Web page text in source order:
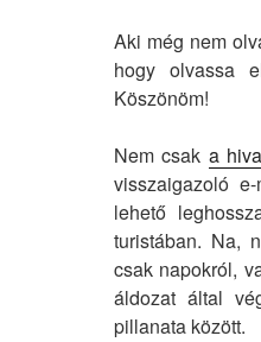
Aki még nem
hogy olvassa
Köszönöm!
Nem csak a
visszaigazoló
lehető
turistában. Na,
csak napokról,
áldozat által
pillanata között.